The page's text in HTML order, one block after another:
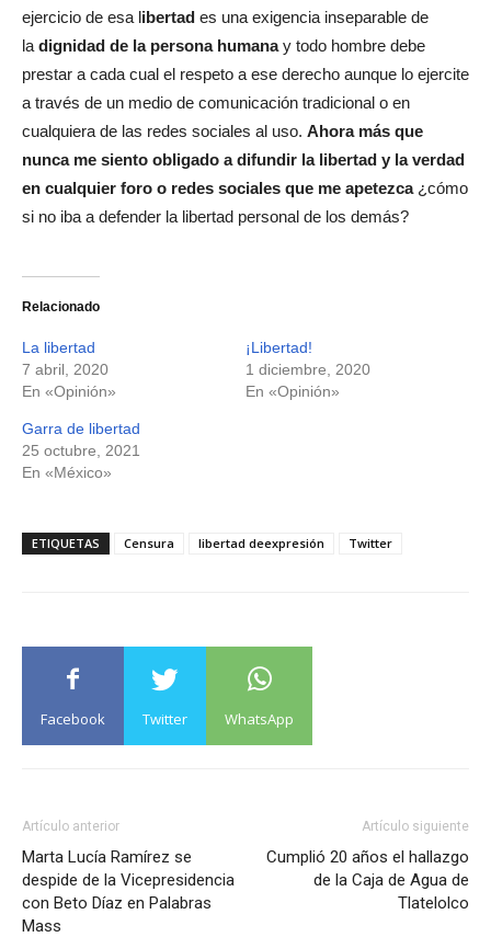
ejercicio de esa libertad es una exigencia inseparable de
la dignidad de la persona humanay todo hombre debe
prestar a cada cual el respeto a ese derecho aunque lo ejercite
a través de un medio de comunicación tradicional o en
cualquiera de las redes sociales al uso. Ahora más que
nunca me siento obligado a difundir la libertad y la verdad
en cualquier foro o redes sociales que me apetezca¿cómo
si no iba a defender la libertad personal de los demás?
Relacionado
La libertad
7 abril, 2020
En «Opinión»
¡Libertad!
1 diciembre, 2020
En «Opinión»
Garra de libertad
25 octubre, 2021
En «México»
ETIQUETAS Censura libertad deexpresión Twitter
Facebook Twitter WhatsApp
Artículo anterior
Marta Lucía Ramírez se
despide de la Vicepresidencia
con Beto Díaz en Palabras
Mass
Artículo siguiente
Cumplió 20 años el hallazgo
de la Caja de Agua de
Tlatelolco